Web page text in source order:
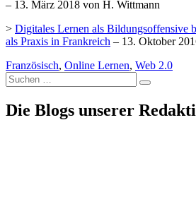
– 13. März 2018 von H. Wittmann
> Digitales Lernen als Bildungsoffensive
als Praxis in Frankreich – 13. Oktober
Französisch, Online Lernen, Web 2.0
Suche
nach:
Die Blogs unserer